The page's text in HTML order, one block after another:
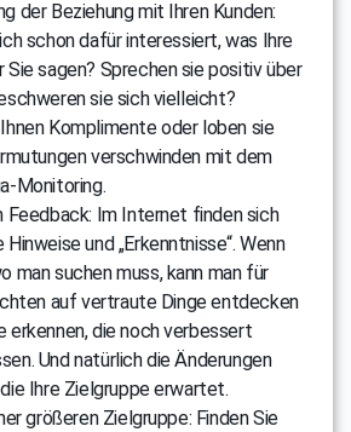
der Beziehung mit Ihren Kunden:
schon dafür interessiert, was Ihre
Sie sagen? Sprechen sie positiv über
sie sich vielleicht?
Komplimente oder loben sie
verschwinden mit dem
Monitoring.
Feedback: Im Internet finden sich
und „Erkenntnisse“. Wenn
man suchen muss, kann man für
auf vertraute Dinge entdecken
erkennen, die noch verbessert
Und natürlich die Änderungen
Ihre Zielgruppe erwartet.
größeren Zielgruppe: Finden Sie